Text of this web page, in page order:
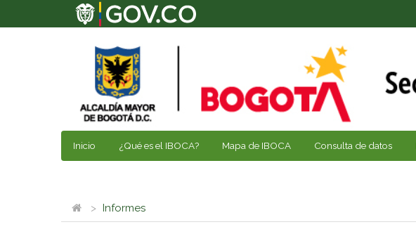
Inicio ¿Qué es el IBOCA? Mapa de IBOCA Consulta de datos
Informes